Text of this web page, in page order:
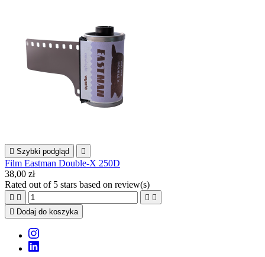
 Szybki podgląd 
Film Eastman Double-X 250D
38,00 zł
Rated out of 5 stars based on review(s)
   
 Dodaj do koszyka